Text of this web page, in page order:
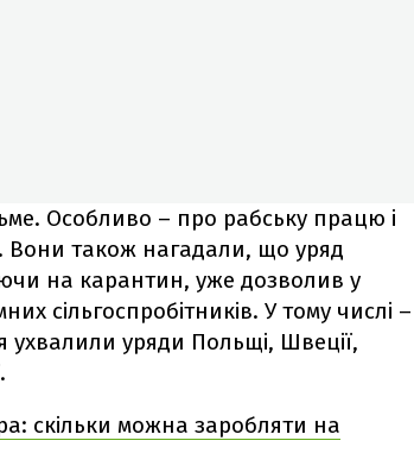
Особливо – про рабську працю і
також нагадали, що уряд
на карантин, уже дозволив у
сільгоспробітників. У тому числі –
ухвалили уряди Польщі, Швеції,
скільки можна заробляти на